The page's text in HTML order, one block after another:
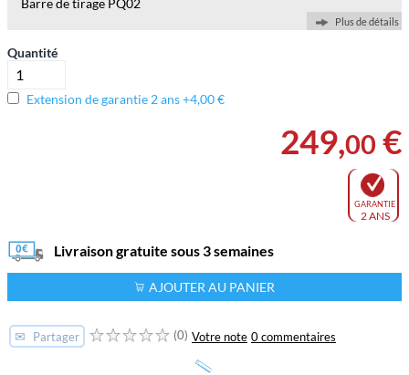
Plus de détails
Quantité
Extension de garantie 2 ans +4,00 €
249,00 €
GARANTIE
2 ANS
Livraison gratuite sous 3 semaines
AJOUTER AU PANIER
✉ Partager (0) Votre note 0 commentaires